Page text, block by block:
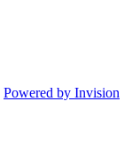
Powered by Invision